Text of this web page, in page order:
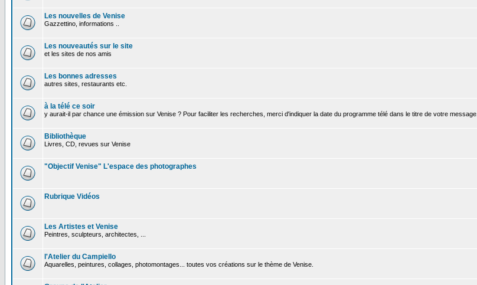
Les nouvelles de Venise
Gazzettino, informations ..
Les nouveautés sur le site
et les sites de nos amis
Les bonnes adresses
autres sites, restaurants etc.
à la télé ce soir
y aurait-il par chance une émission sur Venise ? Pour faciliter les recherches, merci d'indiquer la date du programme télé dans le titre de votre message.
Bibliothèque
Livres, CD, revues sur Venise
"Objectif Venise" L'espace des photographes
Rubrique Vidéos
Les Artistes et Venise
Peintres, sculpteurs, architectes, ...
l'Atelier du Campiello
Aquarelles, peintures, collages, photomontages... toutes vos créations sur le thème de Venise.